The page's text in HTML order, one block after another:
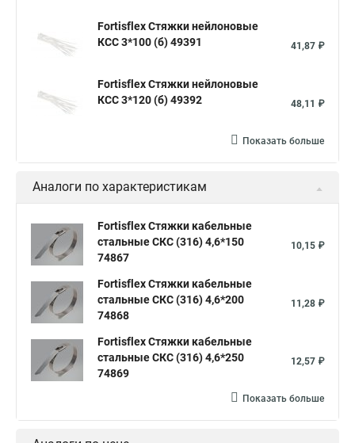
Стяжки для кабелей металлические
Хомут стяжка это Хомут стяжка саморез
Купить стяжки кабельную
Хорошие стяжки
Хомуты стяжки нейлон Хомуты стяжки труба
Стяжки маркеры Стяжка нейлоновые 100шт черные
Прайс на цены по стяжке Площадка для стяжки купить
Стяжки толстые Стяжка монтажная с площадкой
Стяжка крепления
Стяжка в 10 это Стяжка хомутов шруса
Стяжка на 400 мм
Стяжки жгуты
Fortisflex Стяжки нейлоновые
КСС 3*100 (б) 49391
41,87 ₽
Fortisflex Стяжки нейлоновые
КСС 3*120 (б) 49392
48,11 ₽
Показать больше
Аналоги по характеристикам
Fortisflex Стяжки кабельные
стальные СКС (316) 4,6*150
74867
10,15 ₽
Fortisflex Стяжки кабельные
стальные СКС (316) 4,6*200
74868
11,28 ₽
Fortisflex Стяжки кабельные
стальные СКС (316) 4,6*250
74869
12,57 ₽
Показать больше